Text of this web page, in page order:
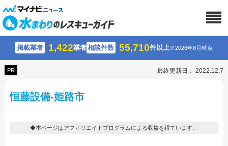
掲載業者 1,422業者相談件数 55,710件以上※2026年8月時点
PR 最終更新日： 2022.12.7
恒藤設備-姫路市
◆本ページはアフィリエイトプログラムによる収益を得ています。